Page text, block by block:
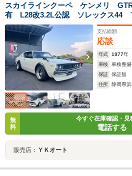
スカイラインクーペ ケンメリ
有 L28改3.2L公認 ソレックス44
ンタコ足 ステンデュアルマフラ
ンメリGTR純正白ガラス 前後車高
フ
支払総額
応談
年式 1977年
車検
車検整
保証
保証無
住所
静岡県
無
料
今すぐ在庫確認・見
電話する
販売店： ＹＫオート